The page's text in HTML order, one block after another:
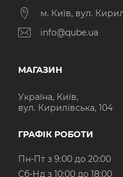
м. Київ, вул.
info@qube.ua
МАГАЗИН
Україна, Київ,
вул. Кирилівська, 104
ГРАФІК РОБОТИ
Пн-Пт з 9:00 до 20:00
Cб-Нд з 10:00 до 18:00